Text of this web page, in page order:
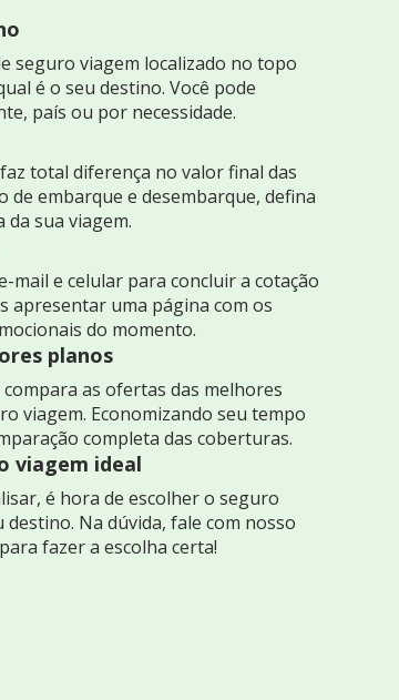
seguro viagem localizado no topo
é o seu destino. Você pode
país ou por necessidade.
total diferença no valor final das
de embarque e desembarque, defina
da sua viagem.
mail e celular para concluir a cotação
apresentar uma página com os
do momento.
planos
as ofertas das melhores
viagem. Economizando seu tempo
completa das coberturas.
viagem ideal
é hora de escolher o seguro
destino. Na dúvida, fale com nosso
fazer a escolha certa!